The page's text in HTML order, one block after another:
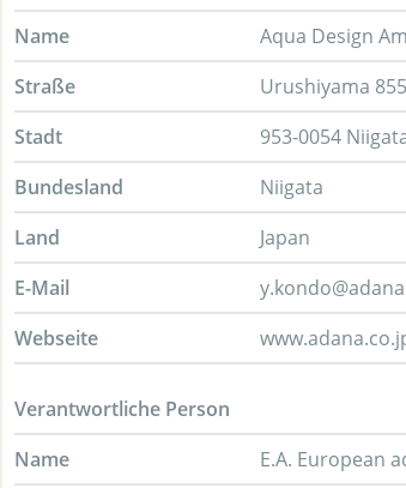
Name
Aqua Design
Straße
Urushiyama
Stadt
953-0054
Bundesland
Niigata
Land
Japan
E-Mail
Webseite
Verantwortliche Person
Name
E.A. European